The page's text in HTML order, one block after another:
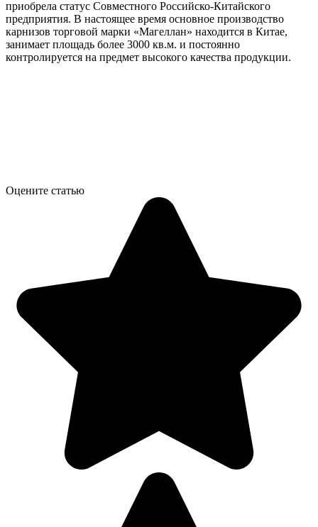
приобрела статус Совместного Российско-Китайского
предприятия. В настоящее время основное производство
карнизов торговой марки «Магеллан» находится в Китае,
занимает площадь более 3000 кв.м. и постоянно
контролируется на предмет высокого качества продукции.
Оцените статью